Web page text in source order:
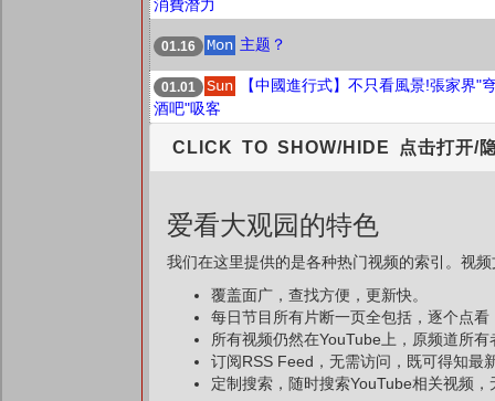
消費潛力
01.16 Mon 主题？
01.01 Sun
【中國進行式】不只看風景!張家界"
酒吧"吸客
CLICK TO SHOW/HIDE 点击打开/
爱看大观园的特色
我们在这里提供的是各种热门视频的索引。视
覆盖面广，查找方便，更新快。
每日节目所有片断一页全包括，逐个点看
所有视频仍然在YouTube上，原频道所
订阅RSS Feed，无需访问，既可得知最
定制搜索，随时搜索YouTube相关视频